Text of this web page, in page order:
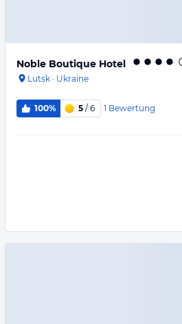
Noble Boutique Hotel
Lutsk · Ukraine
100% 5 / 6 1 Bewertung